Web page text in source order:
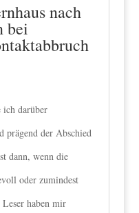
nach
bei
darüber
prägend der Abschied
dann, wenn die
oder zumindest
haben mir